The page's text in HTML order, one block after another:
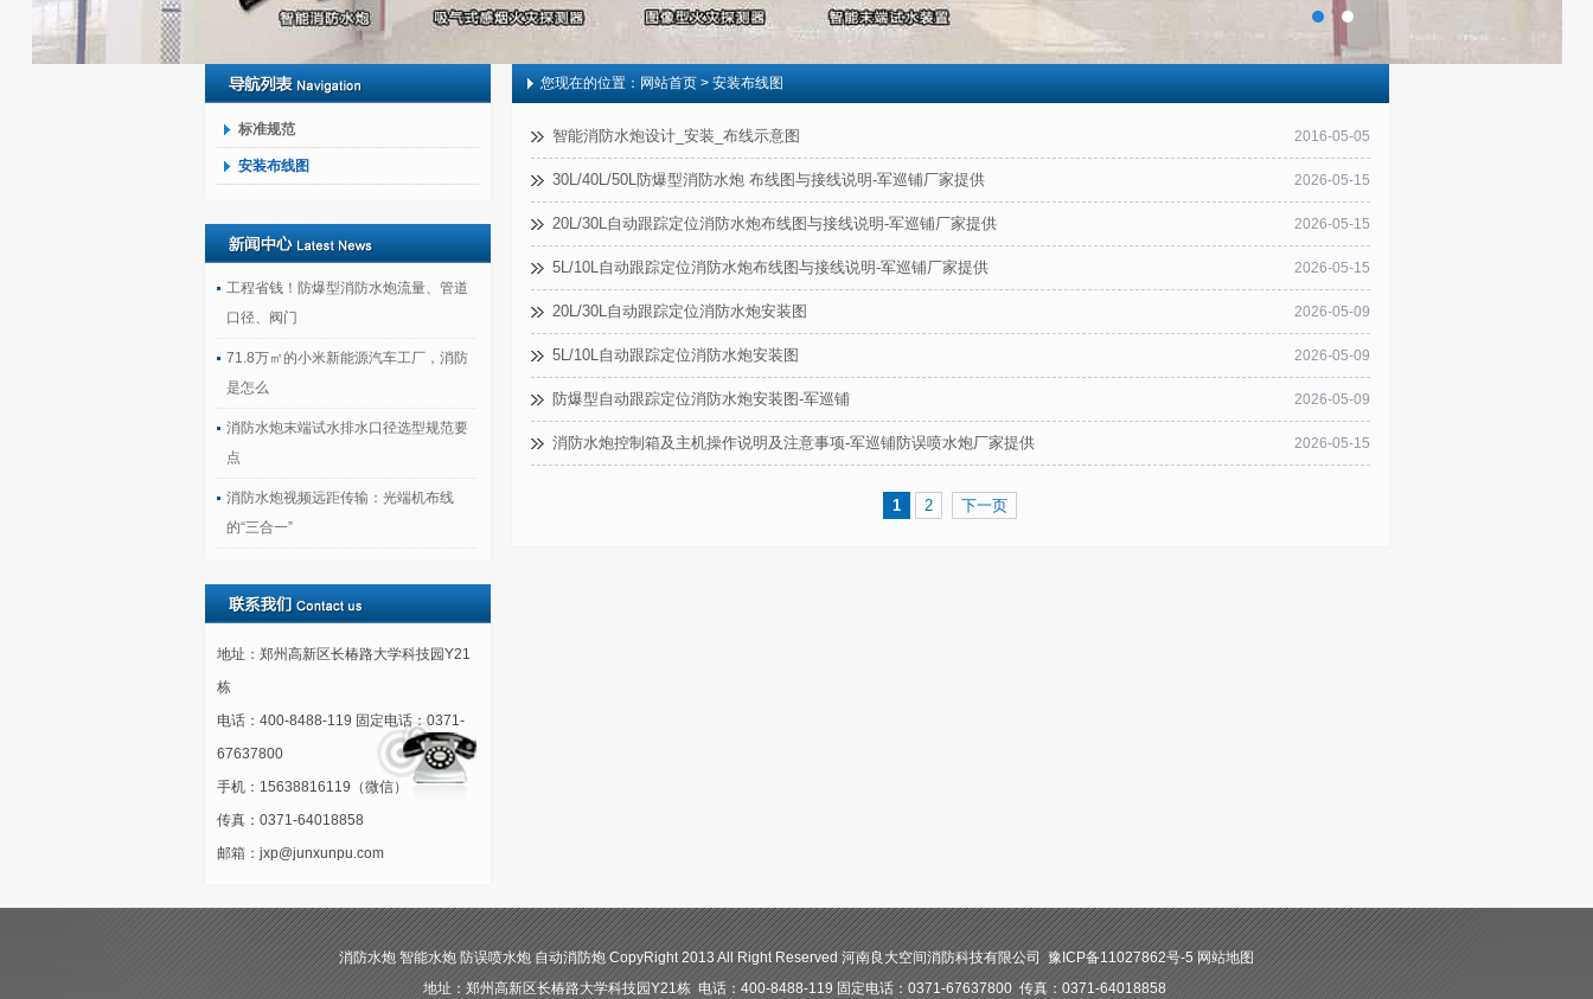
标准规范
安装布线图
工程省钱！防爆型消防水炮流量、管道
口径、阀门
71.8万㎡的小米新能源汽车工厂，消防
是怎么
消防水炮末端试水排水口径选型规范要
点
消防水炮视频远距传输：光端机布线
的“三合一”
地址：郑州高新区长椿路大学科技园Y21
栋
电话：400-8488-119 固定电话：0371-
67637800
手机：15638816119（微信）
传真：0371-64018858
邮箱：jxp@junxunpu.com
您现在的位置： 网站首页> 安装布线图
2016-05-05
智能消防水炮设计_安装_布线示意图
2026-05-15
30L/40L/50L防爆型消防水炮 布线图与接线说明-军巡铺厂家提供
2026-05-15
20L/30L自动跟踪定位消防水炮布线图与接线说明-军巡铺厂家提供
2026-05-15
5L/10L自动跟踪定位消防水炮布线图与接线说明-军巡铺厂家提供
2026-05-09
20L/30L自动跟踪定位消防水炮安装图
2026-05-09
5L/10L自动跟踪定位消防水炮安装图
2026-05-09
防爆型自动跟踪定位消防水炮安装图-军巡铺
2026-05-15
消防水炮控制箱及主机操作说明及注意事项-军巡铺防误喷水炮厂家提供
1 2 下一页
消防水炮 智能水炮 防误喷水炮 自动消防炮 CopyRight 2013 All Right Reserved 河南良大空间消防科技有限公司 豫ICP备11027862号-5网站地图
地址：郑州高新区长椿路大学科技园Y21栋 电话：400-8488-119 固定电话：0371-67637800 传真：0371-64018858